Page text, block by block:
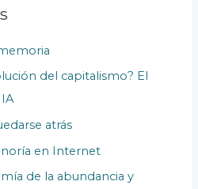
del capitalismo? El
atrás
en Internet
de la abundancia y